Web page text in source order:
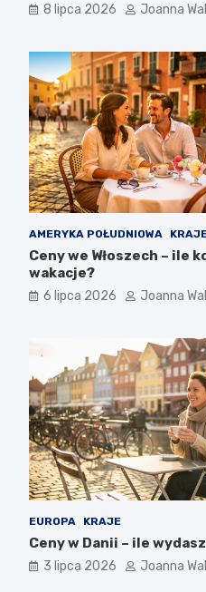
8 lipca 2026 Joanna
AMERYKA POŁUDNIOWA
Ceny we Włoszech – ile
wakacje?
6 lipca 2026 Joanna
EUROPA KRAJE
Ceny w Danii – ile
3 lipca 2026 Joanna